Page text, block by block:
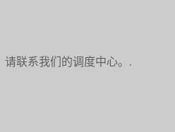
联系我们的调度中心。.